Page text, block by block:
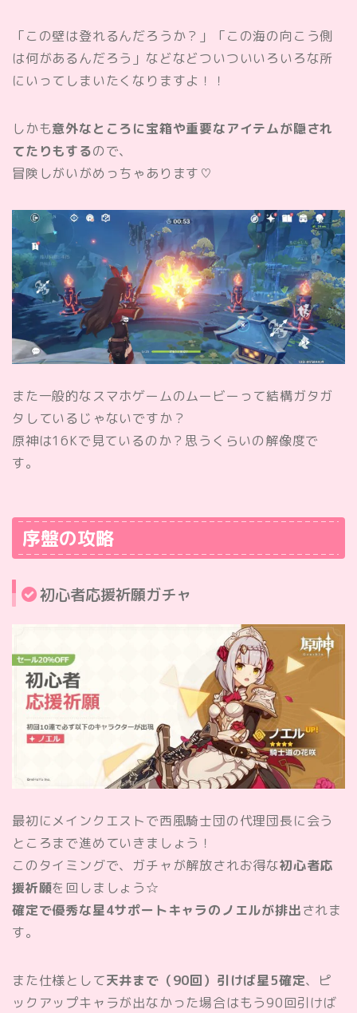
「この壁は登れるんだろうか？」「この海の向こう側
は何があるんだろう」などなどついついいろいろな所
にいってしまいたくなりますよ！！
しかも意外なところに宝箱や重要なアイテムが隠され
てたりもするので、
冒険しがいがめっちゃあります♡
また一般的なスマホゲームのムービーって結構ガタガ
タしているじゃないですか？
原神は16Kで見ているのか？思うくらいの解像度で
す。
序盤の攻略
初心者応援祈願ガチャ
最初にメインクエストで西風騎士団の代理団長に会う
ところまで進めていきましょう！
このタイミングで、ガチャが解放されお得な初心者応
援祈願を回しましょう☆
確定で優秀な星4サポートキャラのノエルが排出されま
す。
また仕様として天井まで（90回）引けば星5確定、ピ
ックアップキャラが出なかった場合はもう90回引けば